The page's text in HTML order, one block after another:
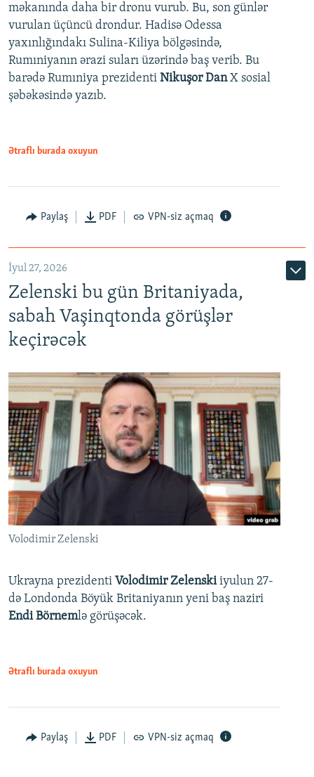
məkanında daha bir dronu vurub. Bu, son günlər
vurulan üçüncü drondur. Hadisə Odessa
yaxınlığındakı Sulina-Kiliya bölgəsində,
Rumıniyanın ərazi suları üzərində baş verib. Bu
barədə Rumıniya prezidenti Nikuşor DanX sosial
şəbəkəsində yazıb.
Ətraflı burada oxuyun
Paylaş PDF VPN-siz açmaq
İyul 27, 2026
Zelenski bu gün Britaniyada,
sabah Vaşinqtonda görüşlər
keçirəcək
Volodimir Zelenski
Ukrayna prezidenti Volodimir Zelenskiiyulun 27-
də Londonda Böyük Britaniyanın yeni baş naziri
Endi Börnemlə görüşəcək.
Ətraflı burada oxuyun
Paylaş PDF VPN-siz açmaq